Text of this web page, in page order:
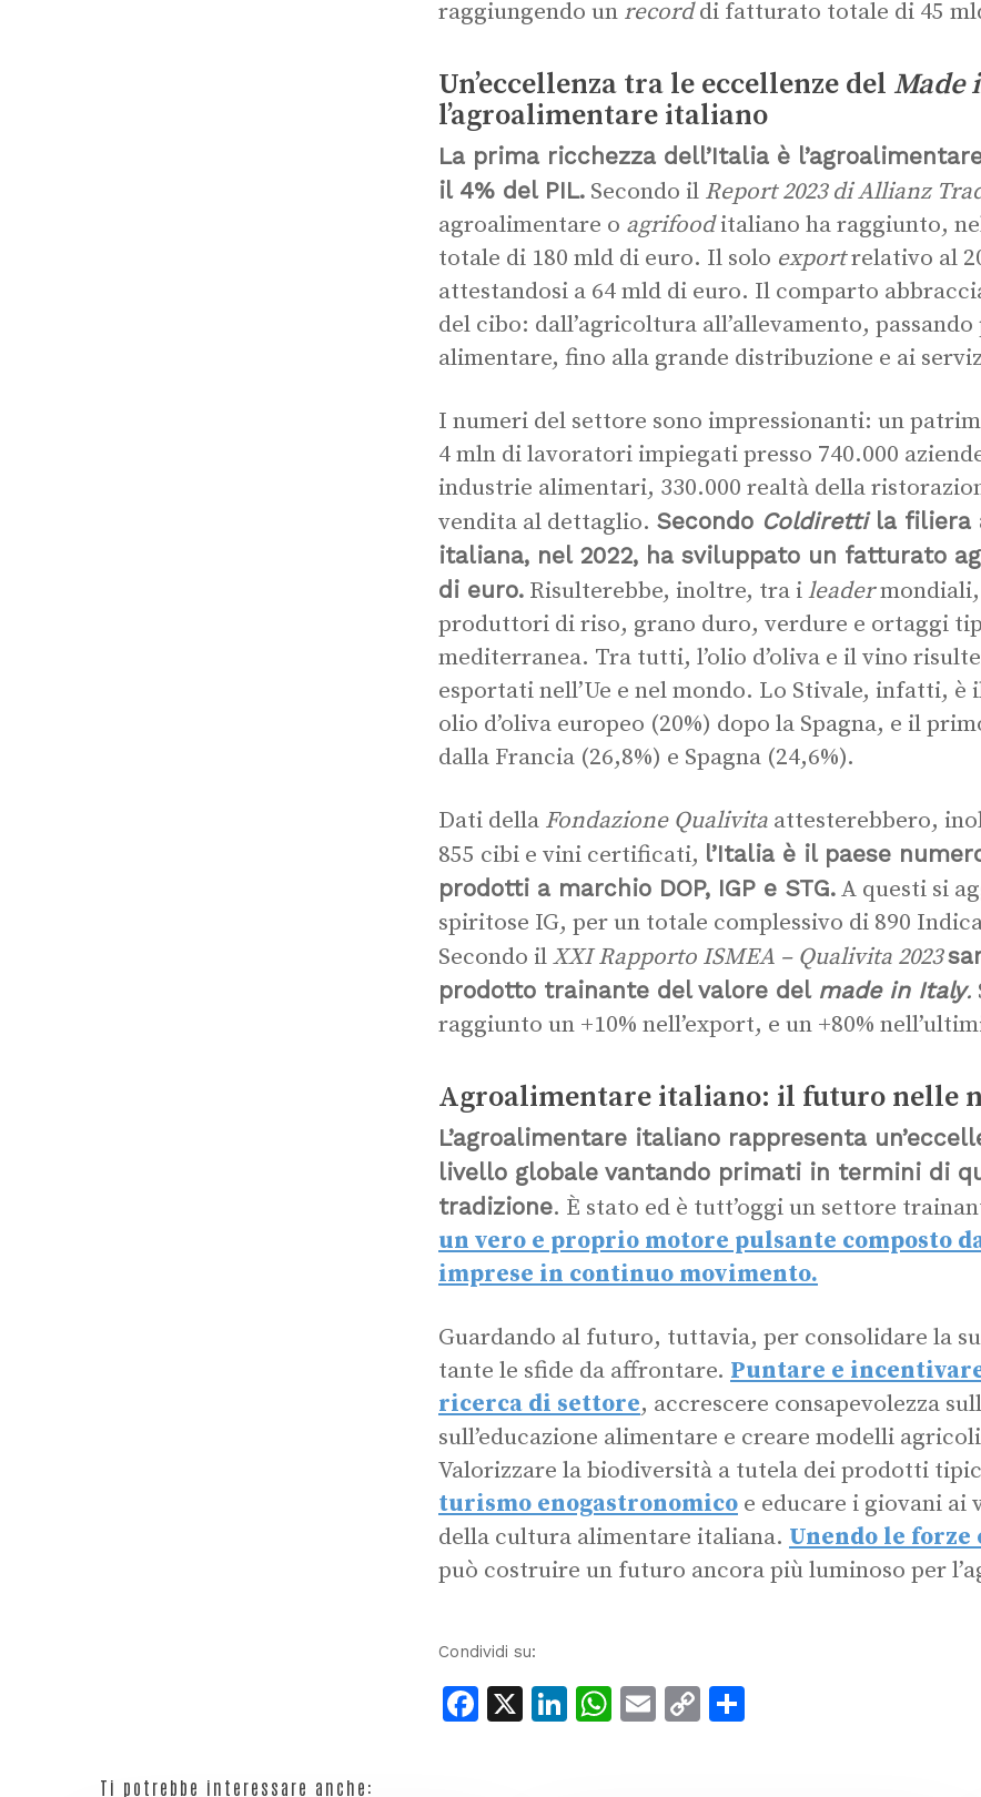
raggiungendo un recorddi fatturato totale di 45
Un’eccellenza tra le eccellenze del Made
l’agroalimentare italiano
La prima ricchezza dell’Italia è
il 4% del PIL. Secondo il Report 2023 di Allianz
agroalimentare o agrifooditaliano ha raggiunto,
totale di 180 mld di euro. Il solo exportrelativo al
attestandosi a 64 mld di euro. Il comparto
del cibo: dall’agricoltura all’allevamento,
alimentare, fino alla grande distribuzione e ai
I numeri del settore sono impressionanti: un
4 mln di lavoratori impiegati presso 740.000
industrie alimentari, 330.000 realtà della
vendita al dettaglio. Secondo Coldirettila filiera
italiana, nel 2022, ha sviluppato un fatturato
di euro. Risulterebbe, inoltre, tra ileadermondiali,
produttori di riso, grano duro, verdure e ortaggi
mediterranea. Tra tutti, l’olio d’oliva e il vino
esportati nell’Ue e nel mondo. Lo Stivale, infatti,
olio d’oliva europeo (20%) dopo la Spagna, e il
dalla Francia (26,8%) e Spagna (24,6%).
Dati della Fondazione Qualivita attesterebbero,
855 cibi e vini certificati, l’Italia è il paese
prodotti a marchio DOP, IGP e STG. A questi si
spiritose IG, per un totale complessivo di 890
Secondo ilXXI Rapporto ISMEA – Qualivita 2023
prodotto trainante del valore del made in Italy.
raggiunto un +10% nell’export, e un +80%
Agroalimentare italiano: il futuro nelle
L’agroalimentare italiano rappresenta
livello globale vantando primati in termini di
tradizione. È stato ed è tutt’oggi un settore
un vero e proprio motore pulsante composto
imprese in continuo movimento.
Guardando al futuro, tuttavia, per consolidare la
tante le sfide da affrontare. Puntare e
ricerca di settore, accrescere consapevolezza
sull’educazione alimentare e creare modelli
Valorizzare la biodiversità a tutela dei prodotti
turismo enogastronomico e educare i giovani ai
della cultura alimentare italiana. Unendo le forze
può costruire un futuro ancora più luminoso per
Condividi su:
Facebook
X LinkedIn
WhatsApp
Email
Copy
Ti potrebbe interessare anche: